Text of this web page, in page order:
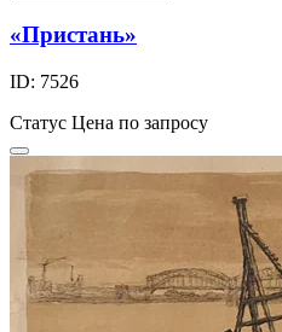
«Пристань»
ID: 7526
Статус Цена по запросу